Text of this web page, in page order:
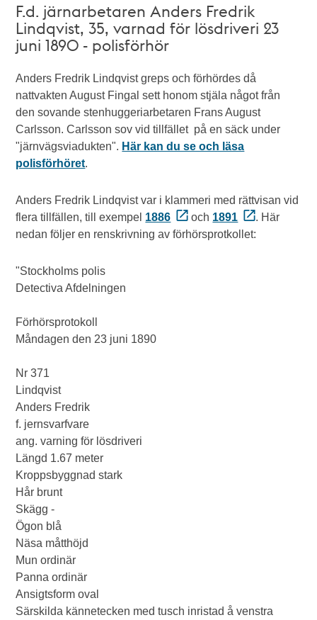
F.d. järnarbetaren Anders Fredrik
Lindqvist, 35, varnad för lösdriveri 23
juni 1890 - polisförhör
Anders Fredrik Lindqvist greps och förhördes då
nattvakten August Fingal sett honom stjäla något från
den sovande stenhuggeriarbetaren Frans August
Carlsson. Carlsson sov vid tillfället på en säck under
"järnvägsviadukten". Här kan du se och läsa
polisförhöret.
Anders Fredrik Lindqvist var i klammeri med rättvisan vid
flera tillfällen, till exempel 1886 och 1891
. Här
nedan följer en renskrivning av förhörsprotkollet:
"Stockholms polis
Detectiva Afdelningen
Förhörsprotokoll
Måndagen den 23 juni 1890
Nr 371
Lindqvist
Anders Fredrik
f. jernsvarfvare
ang. varning för lösdriveri
Längd 1.67 meter
Kroppsbyggnad stark
Hår brunt
Skägg -
Ögon blå
Näsa måtthöjd
Mun ordinär
Panna ordinär
Ansigtsform oval
Särskilda kännetecken med tusch inristad å venstra